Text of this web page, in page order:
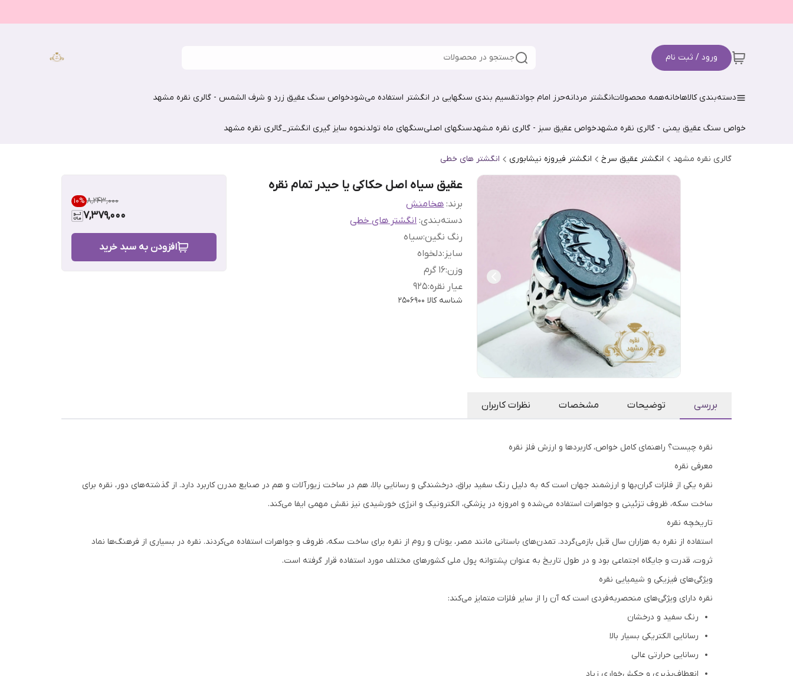
ورود / ثبت نام جستجو در محصولات
دسته‌بندی کالاهاخانههمه محصولاتانگشتر مردانهحرز امام جوادتقسیم بندی سنگهایی در انگشتر استفاده می‌شودخواص سنگ عقیق زرد و شرف الشمس - گالری نقره مشهد
خواص سنگ عقیق یمنی - گالری نقره مشهدخواص عقیق سبز - گالری نقره مشهدسنگهای اصلیسنگهای ماه تولدنحوه سایز گیری انگشتر_گالری نقره مشهد
گالری نقره مشهد انگشتر عقیق سرخ انگشتر فیروزه نیشابوری انگشتر های خطی
عقیق سیاه اصل حکاکی یا حیدر تمام نقره
برند: هخامنش
دسته‌بندی:انگشتر های خطی
رنگ نگین:سیاه
سایز :دلخواه
وزن:1۶ گرم
عیار نقره:
925
شناسه کالا 2506900
۸٬۲۴۳٬۰۰۰ 10%
7,379,000
افزودن به سبد خرید
بررسی توضیحات مشخصات نظرات کاربران
نقره چیست؟ راهنمای کامل خواص، کاربردها و ارزش فلز نقره
معرفی نقره
نقره یکی از فلزات گران‌بها و ارزشمند جهان است که به دلیل رنگ سفید براق، درخشندگی و رسانایی بالا، هم در ساخت زیورآلات و هم در صنایع مدرن کاربرد دارد. از گذشته‌های دور، نقره برای
ساخت سکه، ظروف تزئینی و جواهرات استفاده می‌شده و امروزه در پزشکی، الکترونیک و انرژی خورشیدی نیز نقش مهمی ایفا می‌کند.
تاریخچه نقره
استفاده از نقره به هزاران سال قبل بازمی‌گردد. تمدن‌های باستانی مانند مصر، یونان و روم از نقره برای ساخت سکه، ظروف و جواهرات استفاده می‌کردند. نقره در بسیاری از فرهنگ‌ها نماد
ثروت، قدرت و جایگاه اجتماعی بود و در طول تاریخ به عنوان پشتوانه پول ملی کشورهای مختلف مورد استفاده قرار گرفته است.
ویژگی‌های فیزیکی و شیمیایی نقره
نقره دارای ویژگی‌های منحصربه‌فردی است که آن را از سایر فلزات متمایز می‌کند:
رنگ سفید و درخشان
رسانایی الکتریکی بسیار بالا
رسانایی حرارتی عالی